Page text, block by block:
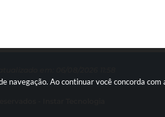
navegação. Ao continuar você concorda com